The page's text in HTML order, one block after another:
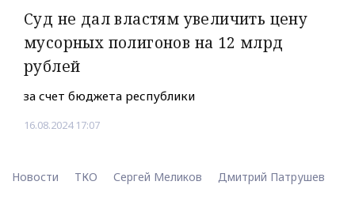
Суд не дал властям увеличить цену
мусорных полигонов на 12 млрд
рублей
за счет бюджета республики
16.08.2024 17:07
Новости ТКО Сергей Меликов Дмитрий Патрушев